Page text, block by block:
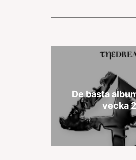
De bästa
vecka